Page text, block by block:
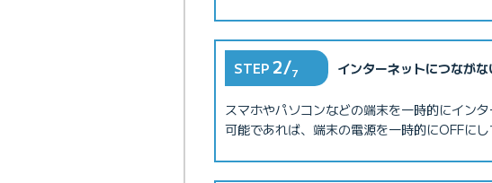
BIGLOBE光 IPv6オプションを正
STEP 2/7 インターネットにつなが
スマホやパソコンなどの端末を一時的にイン
可能であれば、端末の電源を一時的にOFFにし